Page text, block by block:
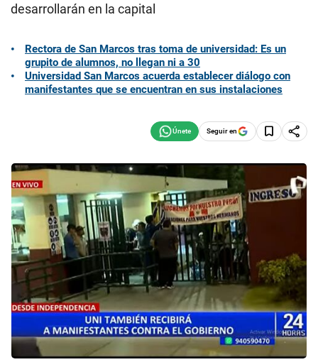
desarrollarán en la capital
Rectora de San Marcos tras toma de universidad: Es un
grupito de alumnos, no llegan ni a 30
Universidad San Marcos acuerda establecer diálogo con
manifestantes que se encuentran en sus instalaciones
Seguir en